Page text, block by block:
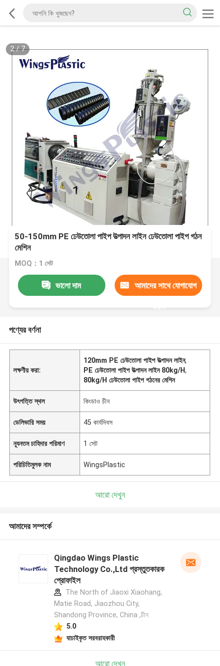
2/7
50-150mm PE ঢেউতোলা পাইপ উত্পাদন লাইন ঢেউতোলা পাইপ গঠন
মেশিন
MOQ：1 সেট
ভালো দাম আমাদের সাথে যোগাযোগ
করুন
পণ্যের বর্ণনা
লক্ষণীয় করা:
120mm PE ঢেউতোলা পাইপ উত্পাদন লাইন,
PE ঢেউতোলা পাইপ উত্পাদন লাইন 80kg/H,
80kg/H ঢেউতোলা পাইপ গঠনের মেশিন
উৎপত্তি স্থল কিংডাও চীন
ডেলিভারি সময় 45 কার্যদিবস
ন্যূনতম চাহিদার পরিমাণ 1 সেট
পরিচিতিমুলক নাম WingsPlastic
আরো দেখুন
আমাদের সম্পর্কে
Qingdao Wings Plastic
Technology Co.,Ltd প্রস্তুতকারক
প্রোফাইল
The North of Jiaoxi Xiaohang,
Matie Road, Jiaozhou City,
Shandong Province, China ,চীন
5.0
যাচাইকৃত সরবরাহকারী
আরো দেখুন